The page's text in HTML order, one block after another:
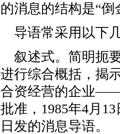
的消息的结构是“
导语常采用以下
叙述式。简明扼
进行综合概括，揭
合资经营的企业——
批准，1985年4月
日发的消息导语。